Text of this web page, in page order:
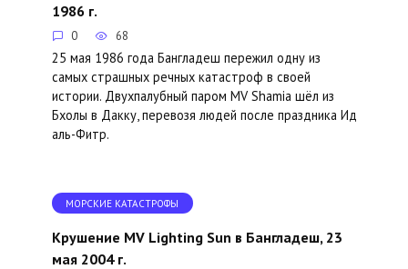
1986 г.
0 68
25 мая 1986 года Бангладеш пережил одну из
самых страшных речных катастроф в своей
истории. Двухпалубный паром MV Shamia шёл из
Бхолы в Дакку, перевозя людей после праздника Ид
аль-Фитр.
МОРСКИЕ КАТАСТРОФЫ
Крушение MV Lighting Sun в Бангладеш, 23
мая 2004 г.